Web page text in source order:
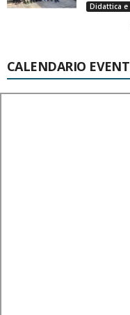
Didattica
CALENDARIO